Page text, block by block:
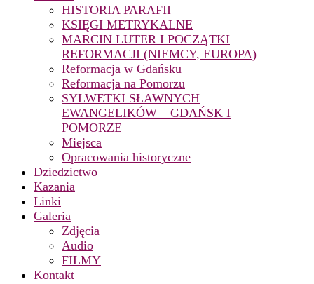
HISTORIA PARAFII
KSIĘGI METRYKALNE
MARCIN LUTER I POCZĄTKI
REFORMACJI (NIEMCY, EUROPA)
Reformacja w Gdańsku
Reformacja na Pomorzu
SYLWETKI SŁAWNYCH
EWANGELIKÓW – GDAŃSK I
POMORZE
Miejsca
Opracowania historyczne
Dziedzictwo
Kazania
Linki
Galeria
Zdjęcia
Audio
FILMY
Kontakt